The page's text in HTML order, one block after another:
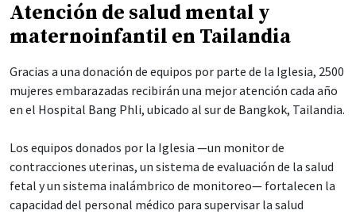
Atención de salud mental y
maternoinfantil en Tailandia
Gracias a una donación de equipos por parte de la Iglesia, 2500
mujeres embarazadas recibirán una mejor atención cada año
en el Hospital Bang Phli, ubicado al sur de Bangkok, Tailandia.
Los equipos donados por la Iglesia —un monitor de
contracciones uterinas, un sistema de evaluación de la salud
fetal y un sistema inalámbrico de monitoreo— fortalecen la
capacidad del personal médico para supervisar la salud